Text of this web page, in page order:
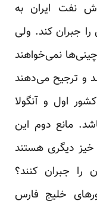
نفت ایران به
جبران کند. ولی
نمی‌خواهند
و ترجیح می‌دهند
اول و آنگولا
مانع دوم این
خیز دیگری هستند
را جبران کنند؟
خلیج فارس